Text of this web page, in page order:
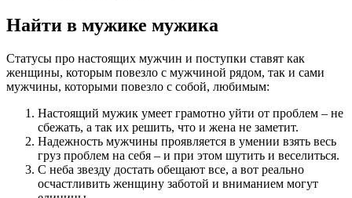
Найти в мужике мужика
Статусы про настоящих мужчин и поступки ставят как
женщины, которым повезло с мужчиной рядом, так и сами
мужчины, которыми повезло с собой, любимым:
Настоящий мужик умеет грамотно уйти от проблем – не
сбежать, а так их решить, что и жена не заметит.
Надежность мужчины проявляется в умении взять весь
груз проблем на себя – и при этом шутить и веселиться.
С неба звезду достать обещают все, а вот реально
осчастливить женщину заботой и вниманием могут